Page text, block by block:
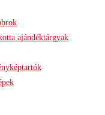
ajándéktárgyak